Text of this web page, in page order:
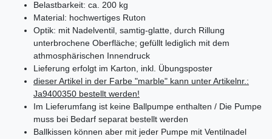
Belastbarkeit: ca. 200 kg
Material: hochwertiges Ruton
Optik: mit Nadelventil, samtig-glatte, durch Rillung
unterbrochene Oberfläche; gefüllt lediglich mit dem
athmosphärischen Innendruck
Lieferung erfolgt im Karton, inkl. Übungsposter
dieser Artikel in der Farbe "marble" kann unter Artikelnr.:
Ja9400350 bestellt werden!
Im Lieferumfang ist keine Ballpumpe enthalten / Die Pumpe
muss bei Bedarf separat bestellt werden
Ballkissen können aber mit jeder Pumpe mit Ventilnadel